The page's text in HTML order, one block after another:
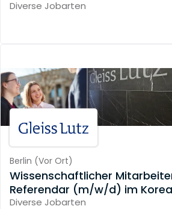
Diverse Jobarten
Berlin (Vor Ort)
Wissenschaftlicher
Referendar (m/w/d) im
Diverse Jobarten